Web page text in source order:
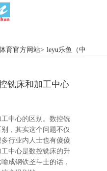
方网站
育官方网站> leyu乐鱼（中国）
铣床和加工中心
中心的区别。数控铣
，其实这个问题不仅
行业内人士也有傻傻
中心是数控铣床的升
成钢铁圣斗士的话，